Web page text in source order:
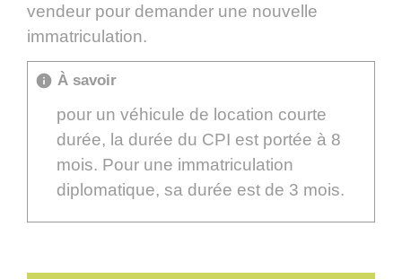
vendeur pour demander une nouvelle
immatriculation.
info À savoir
pour un véhicule de location courte
durée, la durée du CPI est portée à 8
mois. Pour une immatriculation
diplomatique, sa durée est de 3 mois.